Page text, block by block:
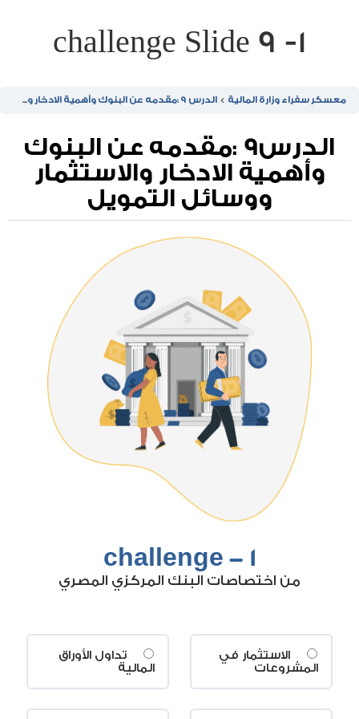
challenge Slide 9 -1
معسكر سفراء وزارة المالية الدرس 9 :مقدمه عن البنوك وأهمية الادخار والاستثمار ووسائل التمويل
الدرس9 :مقدمه عن البنوك
وأهمية الادخار والاستثمار
ووسائل التمويل
1 - challenge
من اختصاصات البنك المركزي المصري
الاستثمار في
المشروعات
تداول الأوراق
المالية